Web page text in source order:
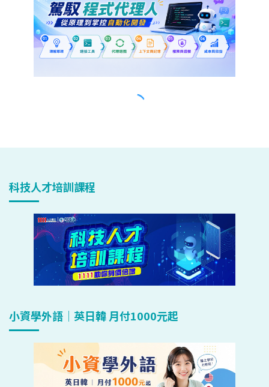
科技人才培訓課程
小資學外語｜英日韓 月付1000元起